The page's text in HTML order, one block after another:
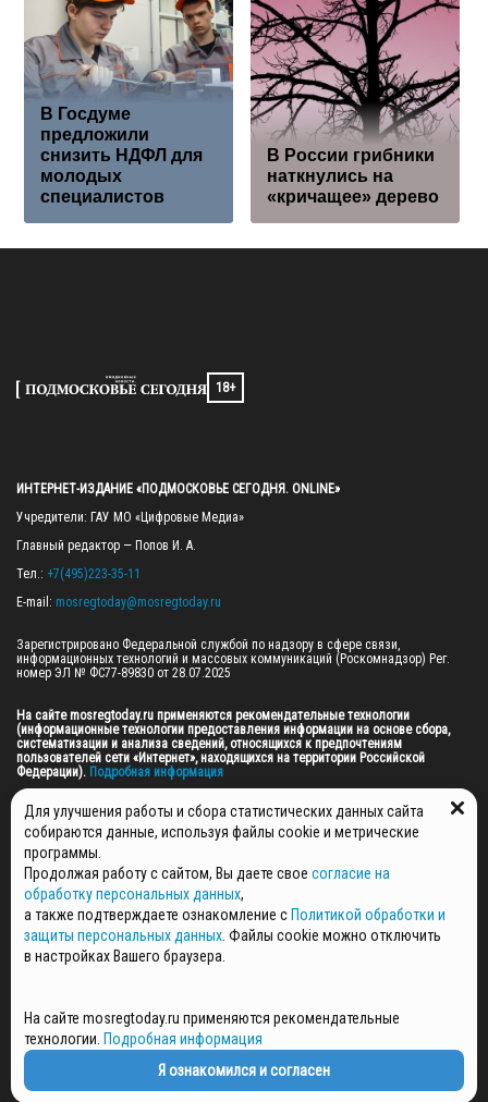
В Госдуме
предложили
снизить НДФЛ для
молодых
специалистов
В России грибники
наткнулись на
«кричащее» дерево
18+
ИНТЕРНЕТ-ИЗДАНИЕ «ПОДМОСКОВЬЕ СЕГОДНЯ. ONLINE»
Учредители: ГАУ МО «Цифровые Медиа»
Главный редактор — Попов И. А.
Тел.: +7(495)223-35-11
E-mail: mosregtoday@mosregtoday.ru
Зарегистрировано Федеральной службой по надзору в сфере связи,
информационных технологий и массовых коммуникаций (Роскомнадзор) Рег.
номер ЭЛ № ФС77-89830 от 28.07.2025
На сайте mosregtoday.ru применяются рекомендательные технологии
(информационные технологии предоставления информации на основе сбора,
систематизации и анализа сведений, относящихся к предпочтениям
пользователей сети «Интернет», находящихся на территории Российской
Федерации). Подробная информация
© 2026 ПРАВА НА ВСЕ МАТЕРИАЛЫ САЙТА ПРИНАДЛЕЖАТ ГАУ МО "ЦИФРОВЫЕ
МЕДИА" (ОГРН: 1255000059467).
ПОЛИТИКА ОБРАБОТКИ И ЗАЩИТЫ ПЕРСОНАЛЬНЫХ ДАННЫХ
НОВОСТИ
ГАЗЕТЫ
РЕКЛАМОДАТЕЛЯМ
СПЕЦПРОЕКТЫ
СТАТЬИ
ПОЛИТИКА КОНФИДЕНЦИАЛЬНОСТИ
Для улучшения работы и сбора статистических данных сайта
собираются данные, используя файлы cookie и метрические
программы.
Продолжая работу с сайтом, Вы даете свое согласие на
обработку персональных данных,
а также подтверждаете ознакомление с Политикой обработки и
защиты персональных данных . Файлы cookie можно отключить
в настройках Вашего браузера.
На сайте mosregtoday.ru применяются рекомендательные
технологии. Подробная информация
Я ознакомился и согласен